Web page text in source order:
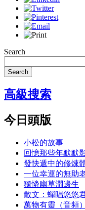
Search
Search
高級搜索
今日頭版
小松的故事
回憶那些年默默
發快遞中的修煉
一位幸運的無助
獨憐幽草澗邊生
散文：蟬唱悠悠
萬物有靈（音頻